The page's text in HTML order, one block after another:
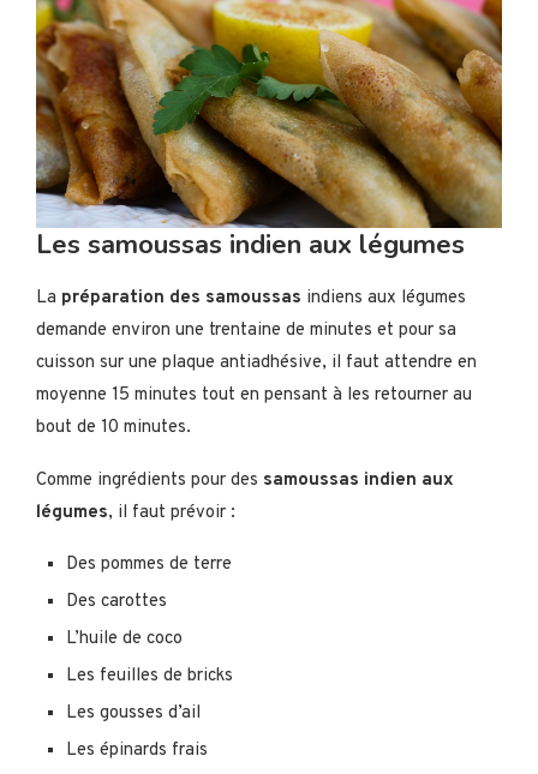
Les samoussas indien aux légumes
La préparation des samoussas indiens aux légumes
demande environ une trentaine de minutes et pour sa
cuisson sur une plaque antiadhésive, il faut attendre en
moyenne 15 minutes tout en pensant à les retourner au
bout de 10 minutes.
Comme ingrédients pour des samoussas indien aux
légumes, il faut prévoir :
Des pommes de terre
Des carottes
L’huile de coco
Les feuilles de bricks
Les gousses d’ail
Les épinards frais